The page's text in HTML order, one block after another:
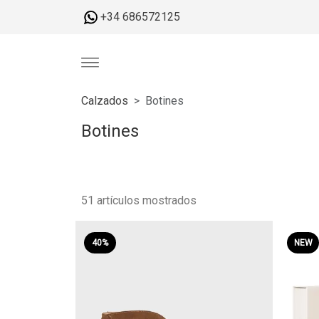
+34 686572125
Calzados Botines
Botines
51 artículos mostrados
40% NEW